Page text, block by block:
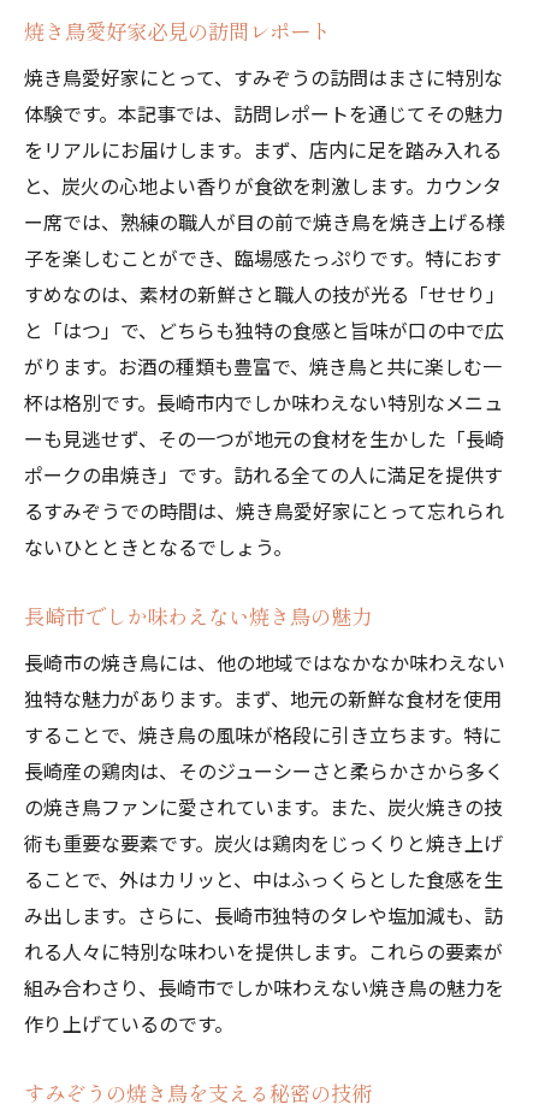
焼き鳥愛好家必見の訪問レポート
焼き鳥愛好家にとって、すみぞうの訪問はまさに特別な
体験です。本記事では、訪問レポートを通じてその魅力
をリアルにお届けします。まず、店内に足を踏み入れる
と、炭火の心地よい香りが食欲を刺激します。カウンタ
ー席では、熟練の職人が目の前で焼き鳥を焼き上げる様
子を楽しむことができ、臨場感たっぷりです。特におす
すめなのは、素材の新鮮さと職人の技が光る「せせり」
と「はつ」で、どちらも独特の食感と旨味が口の中で広
がります。お酒の種類も豊富で、焼き鳥と共に楽しむ一
杯は格別です。長崎市内でしか味わえない特別なメニュ
ーも見逃せず、その一つが地元の食材を生かした「長崎
ポークの串焼き」です。訪れる全ての人に満足を提供す
るすみぞうでの時間は、焼き鳥愛好家にとって忘れられ
ないひとときとなるでしょう。
長崎市でしか味わえない焼き鳥の魅力
長崎市の焼き鳥には、他の地域ではなかなか味わえない
独特な魅力があります。まず、地元の新鮮な食材を使用
することで、焼き鳥の風味が格段に引き立ちます。特に
長崎産の鶏肉は、そのジューシーさと柔らかさから多く
の焼き鳥ファンに愛されています。また、炭火焼きの技
術も重要な要素です。炭火は鶏肉をじっくりと焼き上げ
ることで、外はカリッと、中はふっくらとした食感を生
み出します。さらに、長崎市独特のタレや塩加減も、訪
れる人々に特別な味わいを提供します。これらの要素が
組み合わさり、長崎市でしか味わえない焼き鳥の魅力を
作り上げているのです。
すみぞうの焼き鳥を支える秘密の技術